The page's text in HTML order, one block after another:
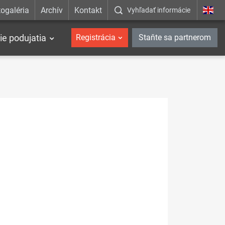
Archív Kontakt Vyhľadať informácie
podujatia Registrácia Staňte sa partnerom